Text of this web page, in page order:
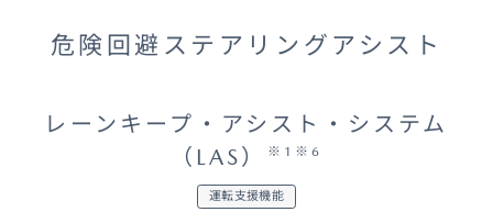
危険回避ステアリングアシスト
レーンキープ・アシスト・システム
（LAS）
※1※6
運転支援機能